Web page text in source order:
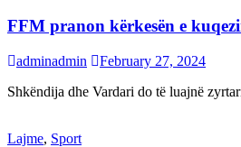
FFM pranon kërkesën e
adminadmin
February 27, 2024
Shkëndija dhe Vardari do të luajnë
Lajme, Sport